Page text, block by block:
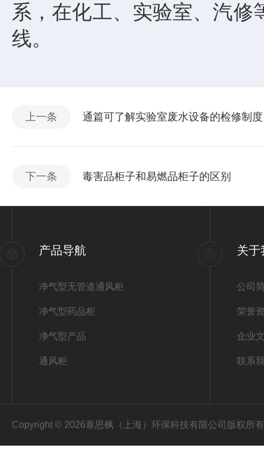
系，在化工、实验室、汽
线。​
上一条 通篇可了解实验室废水设备的检修制度
下一条 毒害品柜子和易燃品柜子的区别
产品导航
净气型无管道通风柜
净气型药品柜
净气型产品
通风柜
关于
公司
荣誉
企业
联系
Copyright © 2026泰思枫（上海）环保科技有限公司版权